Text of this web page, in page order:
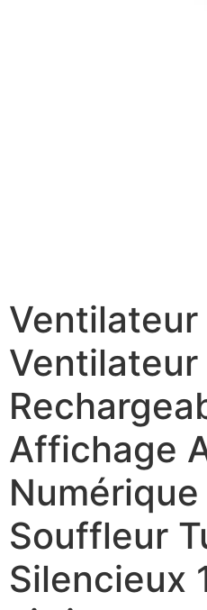
Ventilateur
Ventilateur
Affichage
Numérique
Souffleur
Silencieux